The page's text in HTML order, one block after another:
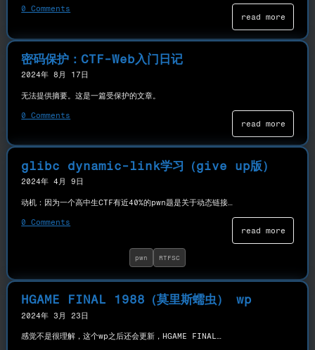
0 Comments
read more
密码保护：CTF-Web入门日记
2024年 8月 17日
无法提供摘要。这是一篇受保护的文章。
0 Comments
read more
glibc dynamic-link学习（give up版）
2024年 4月 9日
动机：因为一个高中生CTF有近40%的pwn题是关于动态链接…
0 Comments
read more
pwn RTFSC
HGAME FINAL 1988（莫里斯蠕虫） wp
2024年 3月 23日
感觉不是很理解，这个wp之后还会更新，HGAME FINAL…